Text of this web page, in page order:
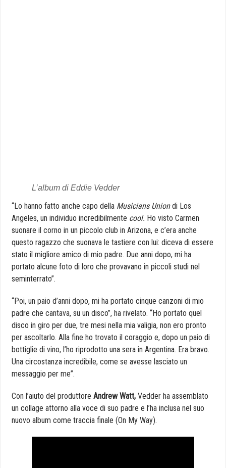
L’album di Eddie Vedder
“Lo hanno fatto anche capo della Musicians Uniondi Los
Angeles, un individuo incredibilmente cool. Ho visto Carmen
suonare il corno in un piccolo club in Arizona, e c’era anche
questo ragazzo che suonava le tastiere con lui: diceva di essere
stato il migliore amico di mio padre. Due anni dopo, mi ha
portato alcune foto di loro che provavano in piccoli studi nel
seminterrato”.
“Poi, un paio d’anni dopo, mi ha portato cinque canzoni di mio
padre che cantava, su un disco”, ha rivelato. “Ho portato quel
disco in giro per due, tre mesi nella mia valigia, non ero pronto
per ascoltarlo. Alla fine ho trovato il coraggio e, dopo un paio di
bottiglie di vino, l’ho riprodotto una sera in Argentina. Era bravo.
Una circostanza incredibile, come se avesse lasciato un
messaggio per me”.
Con l’aiuto del produttore Andrew Watt, Vedder ha assemblato
un collage attorno alla voce di suo padre e l’ha inclusa nel suo
nuovo album come traccia finale (On My Way).